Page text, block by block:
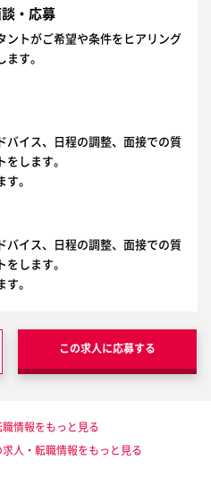
・応募
ントがご希望や条件をヒアリング
す。
バイス、日程の調整、面接での質
します。
。
バイス、日程の調整、面接での質
します。
。
この求人に応募する
情報をもっと見る
人・転職情報をもっと見る